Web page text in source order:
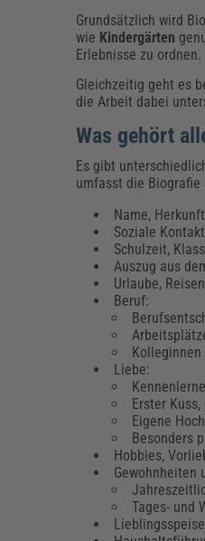
Grundsätzlich wird
wie Kindergärten
Erlebnisse zu ordnen.
Gleichzeitig geht es
die Arbeit dabei
Was gehört
Es gibt
umfasst die Biografie
Name,
Soziale
Schulzeit,
Auszug aus
Urlaube, Reisen
Beruf:
Liebe:
Erster
Eigene
Besonders
Hobbies,
Gewohnheiten
Tages- und